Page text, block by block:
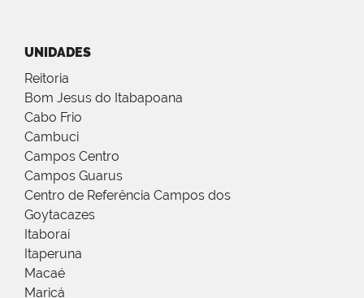
UNIDADES
Reitoria
Bom Jesus do Itabapoana
Cabo Frio
Cambuci
Campos Centro
Campos Guarus
Centro de Referência Campos dos
Goytacazes
Itaboraí
Itaperuna
Macaé
Maricá